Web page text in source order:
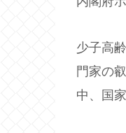
少子高
門家の
中、国